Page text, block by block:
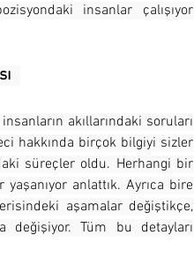
insanlar çalışıyor
akıllarındaki soruları
hakkında birçok bilgiyi sizler
süreçler oldu. Herhangi bir
anlattık. Ayrıca bire
aşamalar değiştikçe,
değişiyor. Tüm bu detayları